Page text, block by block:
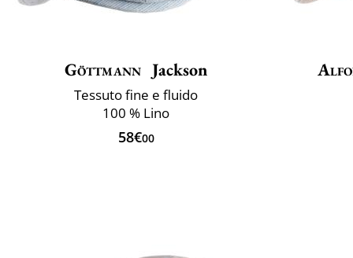
Göttmann Jackson
Tessuto fine e fluido
100 % Lino
58€00